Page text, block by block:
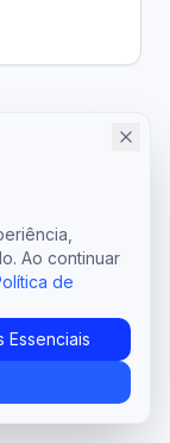
Ao continuar
de
Essenciais